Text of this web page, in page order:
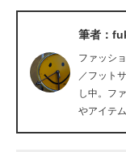
企業ITのトレンド
経営リーダーのコ
マーケ×ITの今が
ITエンジニア向け
筆者：
ファッシ
／フット
し中。フ
やアイテ